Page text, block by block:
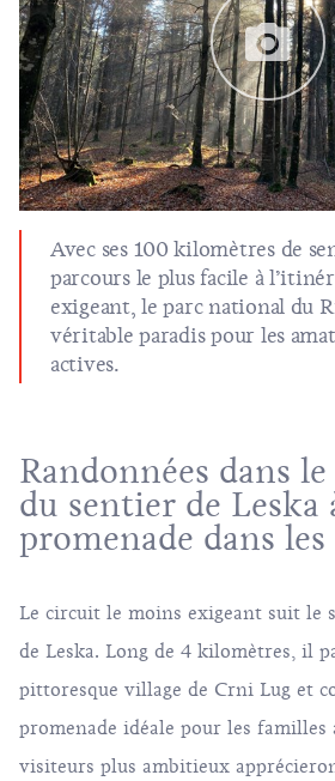
Avec ses 100 kilomètres de
parcours le plus facile à
exigeant, le parc national du
véritable paradis pour les
actives.
Randonnées dans
du sentier de Leska
promenade dans les
Le circuit le moins exigeant suit le
de Leska. Long de 4 kilomètres, il
pittoresque village de Crni Lug et
promenade idéale pour les familles
visiteurs plus ambitieux